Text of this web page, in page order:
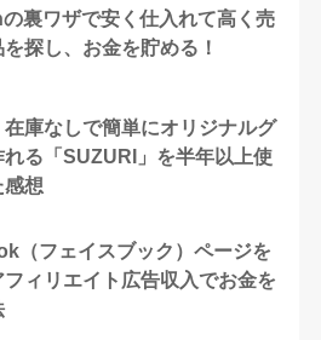
裏ワザで安く仕入れて高く売
探し、お金を貯める！
在庫なしで簡単にオリジナルグ
れる「SUZURI」を半年以上使
感想
（フェイスブック）ページを
ィリエイト広告収入でお金を